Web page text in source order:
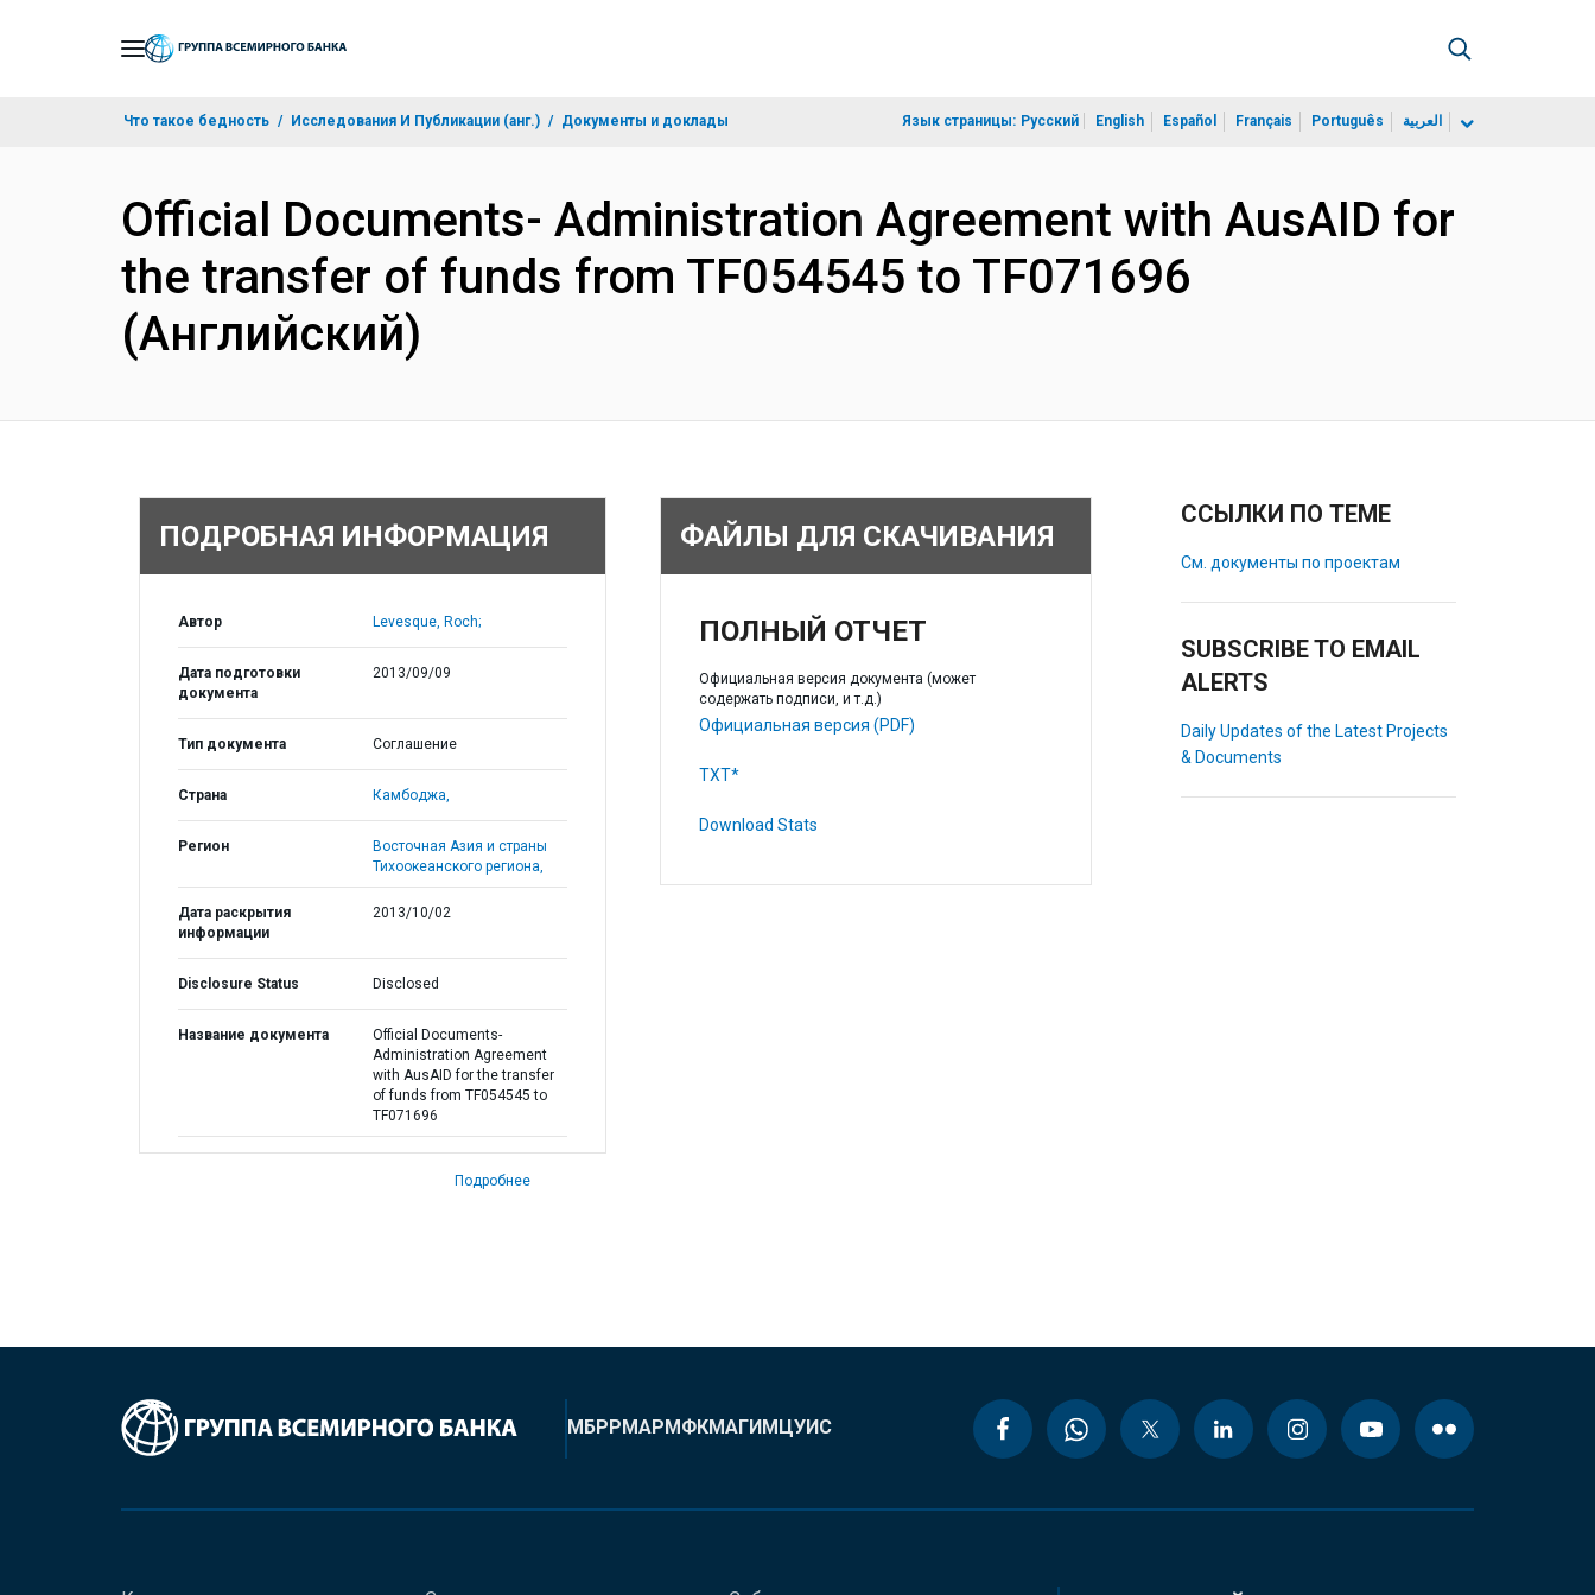
Что такое бедность Исследования И Публикации (анг.) Документы и доклады Язык страницы: Русский English Español Français Português العربية
Official Documents- Administration Agreement with AusAID for
the transfer of funds from TF054545 to TF071696
(Английский)
ПОДРОБНАЯ ИНФОРМАЦИЯ
Автор Levesque, Roch;
Дата подготовки
документа
2013/09/09
Тип документа Соглашение
Страна Камбоджа,
Регион
Восточная Азия и страны
Тихоокеанского региона,
Дата раскрытия
информации
2013/10/02
Disclosure Status Disclosed
Название документа
Official Documents-
Administration Agreement
with AusAID for the transfer
of funds from TF054545 to
TF071696
Подробнее
ФАЙЛЫ ДЛЯ СКАЧИВАНИЯ
ПОЛНЫЙ ОТЧЕТ
Официальная версия документа (может
содержать подписи, и т.д.)
Официальная версия (PDF)
TXT*
Download Stats
ССЫЛКИ ПО ТЕМЕ
См. документы по проектам
SUBSCRIBE TO EMAIL
ALERTS
Daily Updates of the Latest Projects
& Documents
МБРРМАРМФКМАГИМЦУИС